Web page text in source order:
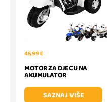
45,99 €
MOTOR ZA DJECU NA
AKUMULATOR
SAZNAJ VIŠE